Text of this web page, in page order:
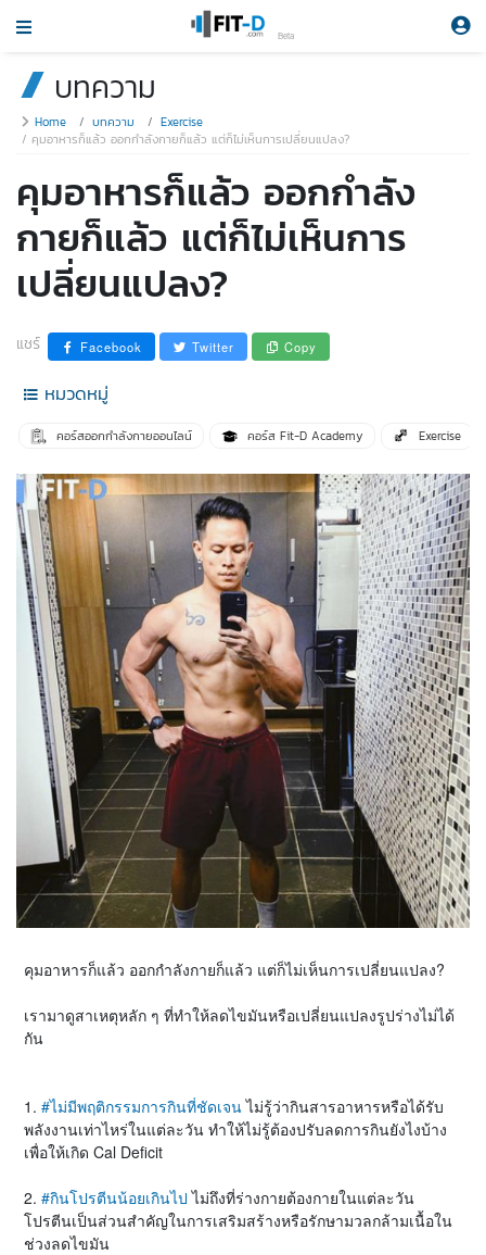
Beta
บทความ
Home บทความ
Exercise
คุมอาหารก็แล้ว ออกกำลังกายก็แล้ว แต่ก็ไม่เห็นการเปลี่ยนแปลง?
คุมอาหารก็แล้ว ออกกำลัง
กายก็แล้ว แต่ก็ไม่เห็นการ
เปลี่ยนแปลง?
แชร์ Facebook Twitter Copy
คุมอาหารก็แล้ว ออกกำลังกายก็แล้ว แต่ก็ไม่เห็นการเปลี่ยนแปลง?
เรามาดูสาเหตุหลัก ๆ ที่ทำให้ลดไขมันหรือเปลี่ยนแปลงรูปร่างไม่ได้
กัน
1. #ไม่มีพฤติกรรมการกินที่ชัดเจนไม่รู้ว่ากินสารอาหารหรือได้รับ
พลังงานเท่าไหร่ในแต่ละวัน ทำให้ไม่รู้ต้องปรับลดการกินยังไงบ้าง
เพื่อให้เกิด Cal Deficit
2. #กินโปรตีนน้อยเกินไป ไม่ถึงที่ร่างกายต้องกายในแต่ละวัน
โปรตีนเป็นส่วนสำคัญในการเสริมสร้างหรือรักษามวลกล้ามเนื้อใน
ช่วงลดไขมัน
หมวดหมู่
คอร์สออกกำลังกายออนไลน์ คอร์ส Fit-D Academy Exercise